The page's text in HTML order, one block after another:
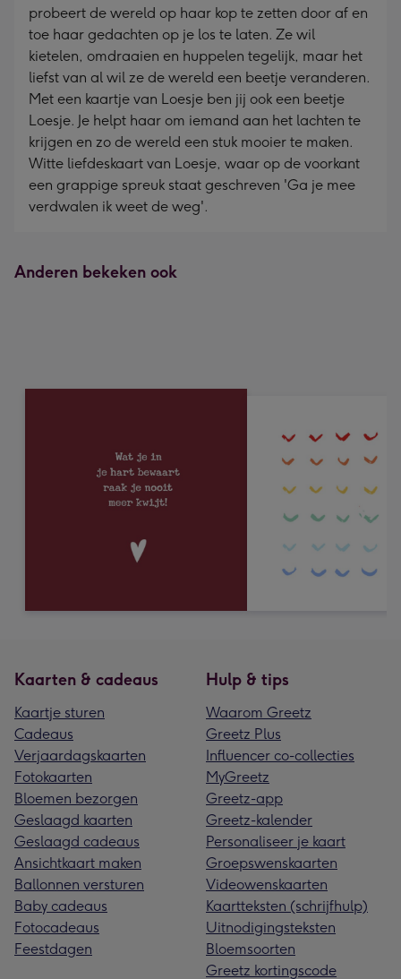
probeert de wereld op haar kop te zetten door af en
toe haar gedachten op je los te laten. Ze wil
kietelen, omdraaien en huppelen tegelijk, maar het
liefst van al wil ze de wereld een beetje veranderen.
Met een kaartje van Loesje ben jij ook een beetje
Loesje. Je helpt haar om iemand aan het lachten te
krijgen en zo de wereld een stuk mooier te maken.
Witte liefdeskaart van Loesje, waar op de voorkant
een grappige spreuk staat geschreven 'Ga je mee
verdwalen ik weet de weg'.
Anderen bekeken ook
Kaarten & cadeaus
Kaartje sturen
Cadeaus
Verjaardagskaarten
Fotokaarten
Bloemen bezorgen
Geslaagd kaarten
Geslaagd cadeaus
Ansichtkaart maken
Ballonnen versturen
Baby cadeaus
Fotocadeaus
Feestdagen
Hulp & tips
Waarom Greetz
Greetz Plus
Influencer co-collecties
MyGreetz
Greetz-app
Greetz-kalender
Personaliseer je kaart
Groepswenskaarten
Videowenskaarten
Kaartteksten (schrijfhulp)
Uitnodigingsteksten
Bloemsoorten
Greetz kortingscode